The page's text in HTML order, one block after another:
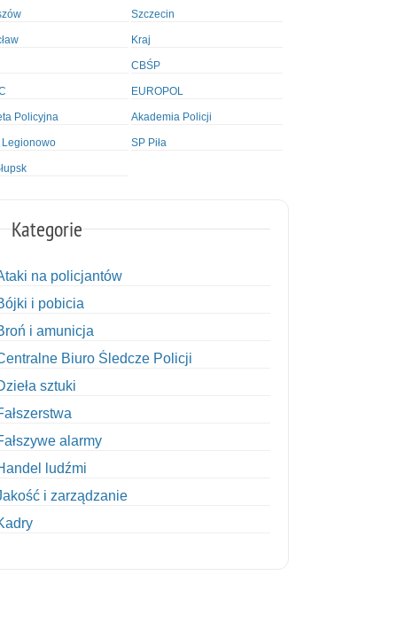
Szczecin
Kraj
CBŚP
EUROPOL
Policyjna Akademia Policji
Legionowo SP Piła
Kategorie
na policjantów
i pobicia
i amunicja
Biuro Śledcze Policji
sztuki
alarmy
ludźmi
i zarządzanie